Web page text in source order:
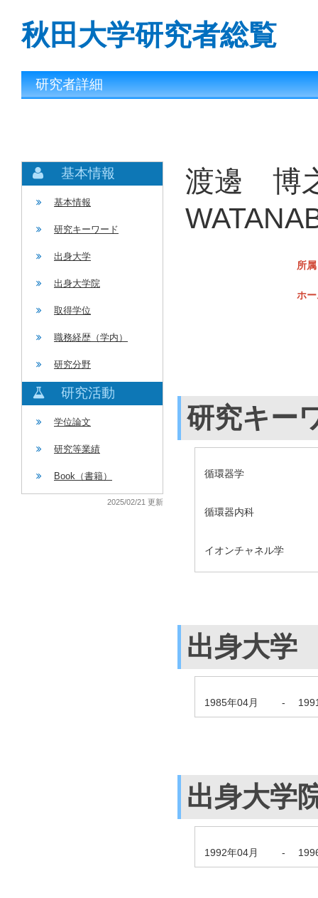
秋田大学研究者総覧
研究者詳細
基本情報
基本情報
研究キーワード
出身大学
出身大学院
取得学位
職務経歴（学内）
研究分野
研究活動
学位論文
研究等業績
Book（書籍）
2025/02/21 更新
渡邊 博
所属
ホ
研究キー
循環器学
循環器内科
イオンチャネル学
出身大学
1985年04月 -
出身大学
1992年04月 -